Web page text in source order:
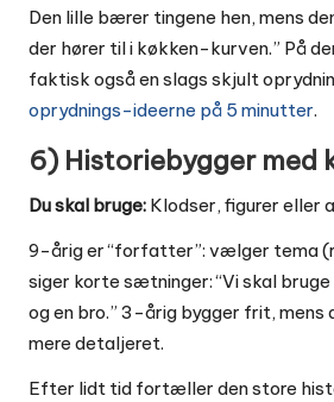
Den lille bærer tingene hen, mens
der hører til i køkken-kurven.” På
faktisk også en slags skjult
oprydnings-ideerne på 5 minutter.
6) Historiebygger med
Du skal bruge: Klodser, figurer eller
9-årig er “forfatter”: vælger tema
siger korte sætninger: “Vi skal
og en bro.” 3-årig bygger frit, mens
mere detaljeret.
Efter lidt tid fortæller den store